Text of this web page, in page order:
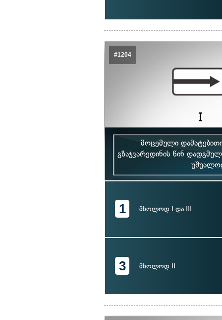
#1204
მოცემული
გზაჯვარედინის წინ
1 მხოლოდ I და III
3 მხოლოდ II